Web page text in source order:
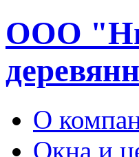
ООО
О
Окна и